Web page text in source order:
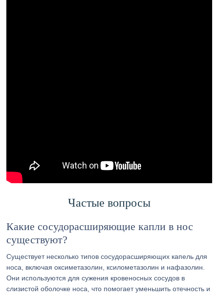
Частые вопросы
Какие сосудорасширяющие капли в нос
существуют?
Существует несколько типов сосудорасширяющих капель для
носа, включая оксиметазолин, ксилометазолин и нафазолин.
Они используются для сужения кровеносных сосудов в
слизистой оболочке носа, что помогает уменьшить отечность и